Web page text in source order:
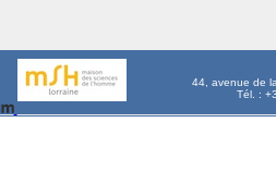
44, avenue de
Tél. :